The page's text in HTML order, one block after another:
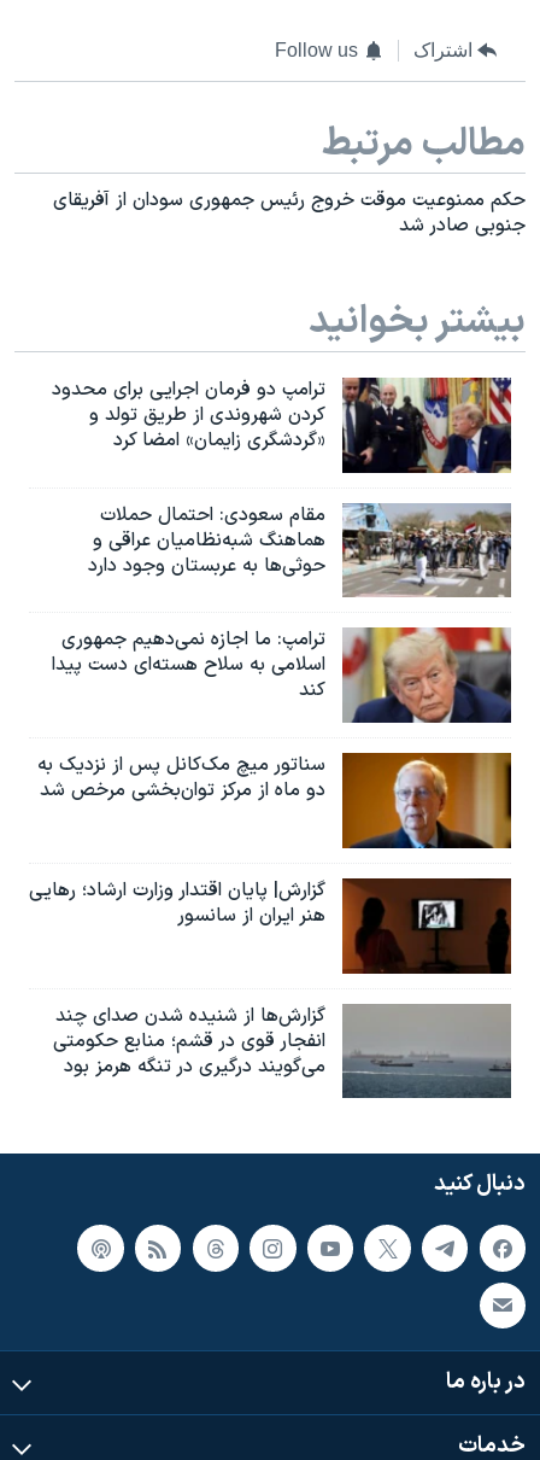
اشتراک Follow us
مطالب مرتبط
حکم ممنوعیت موقت خروج رئیس جمهوری سودان از آفریقای
جنوبی صادر شد
بیشتر بخوانید
ترامپ دو فرمان اجرایی برای محدود
کردن شهروندی از طریق تولد و
«گردشگری زایمان» امضا کرد
مقام سعودی: احتمال حملات
هماهنگ شبه‌نظامیان عراقی و
حوثی‌ها به عربستان وجود دارد
ترامپ: ما اجازه نمی‌دهیم جمهوری
اسلامی به سلاح هسته‌ای دست پیدا
کند
سناتور میچ مک‌کانل پس از نزدیک به
دو ماه از مرکز توان‌بخشی مرخص شد
گزارش| پایان اقتدار وزارت ارشاد؛ رهایی
هنر ایران از سانسور
گزارش‌ها از شنیده شدن صدای چند
انفجار قوی در قشم؛ منابع حکومتی
می‌گویند درگیری در تنگه هرمز بود
دنبال کنید
در باره ما
خدمات